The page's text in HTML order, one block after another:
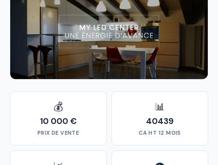
💰
10 000 €
PRIX DE VENTE
📊
40439
CA HT 12 MOIS